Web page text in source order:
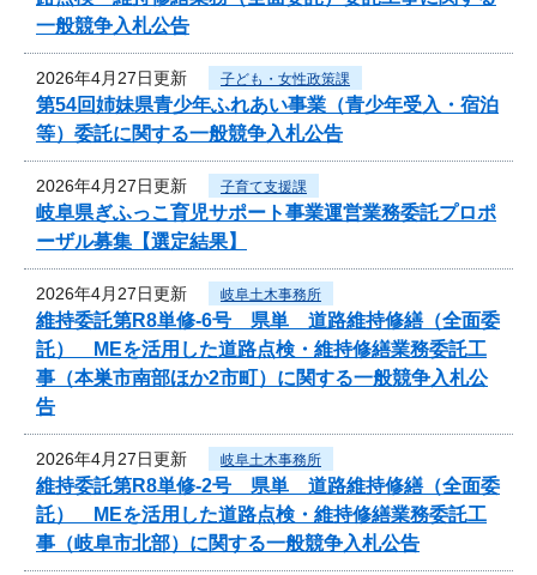
一般競争入札公告
2026年4月27日更新 子ども・女性政策課
第54回姉妹県青少年ふれあい事業（青少年受入・宿泊
等）委託に関する一般競争入札公告
2026年4月27日更新 子育て支援課
岐阜県ぎふっこ育児サポート事業運営業務委託プロポ
ーザル募集【選定結果】
2026年4月27日更新 岐阜土木事務所
維持委託第R8単修-6号 県単 道路維持修繕（全面委
託） MEを活用した道路点検・維持修繕業務委託工
事（本巣市南部ほか2市町）に関する一般競争入札公
告
2026年4月27日更新 岐阜土木事務所
維持委託第R8単修-2号 県単 道路維持修繕（全面委
託） MEを活用した道路点検・維持修繕業務委託工
事（岐阜市北部）に関する一般競争入札公告